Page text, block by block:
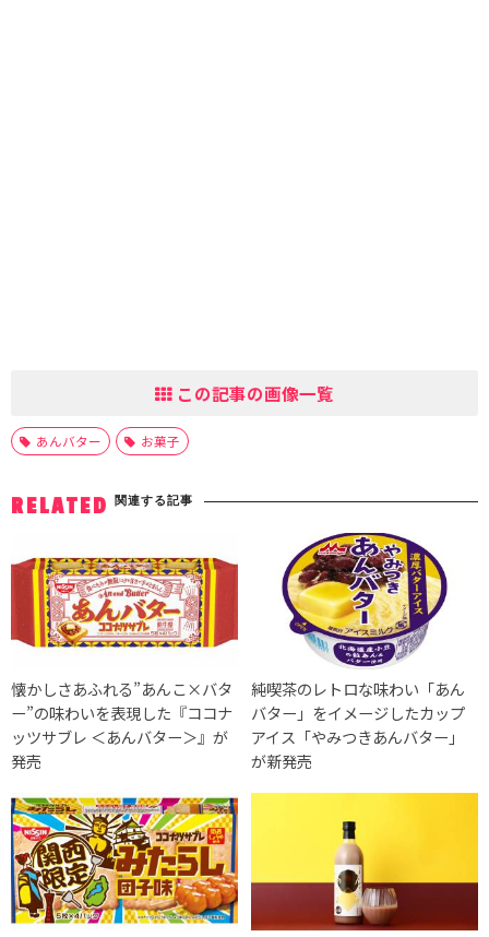
この記事の画像一覧
あんバター お菓子
RELATED 関連する記事
懐かしさあふれる”あんこ×バタ
ー”の味わいを表現した『ココナ
ッツサブレ ＜あんバター＞』が
発売
純喫茶のレトロな味わい「あん
バター」をイメージしたカップ
アイス「やみつきあんバター」
が新発売